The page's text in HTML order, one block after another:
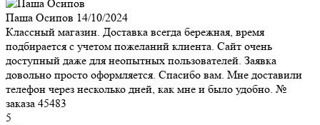
Паша Осипов 14/10/2024
Классный магазин. Доставка всегда бережная, время
подбирается с учетом пожеланий клиента. Сайт очень
доступный даже для неопытных пользователей. Заявка
довольно просто оформляется. Спасибо вам. Мне доставили
телефон через несколько дней, как мне и было удобно. №
заказа 45483
5